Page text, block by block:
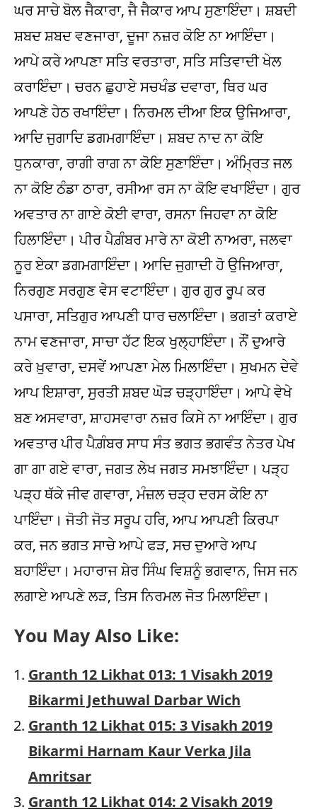
ਘਰ ਸਾਚੇ ਬੋਲ ਜੈਕਾਰਾ, ਜੈ ਜੈਕਾਰ ਆਪ ਸੁਣਾਇੰਦਾ। ਸ਼ਬਦੀ
ਸ਼ਬਦ ਸ਼ਬਦ ਵਣਜਾਰਾ, ਦੂਜਾ ਨਜ਼ਰ ਕੋਇ ਨਾ ਆਇੰਦਾ।
ਆਪੇ ਕਰੇ ਆਪਣਾ ਸਤਿ ਵਰਤਾਰਾ, ਸਤਿ ਸਤਿਵਾਦੀ ਖੇਲ
ਕਰਾਇੰਦਾ। ਚਰਨ ਛੁਹਾਏ ਸਚਖੰਡ ਦਵਾਰਾ, ਥਿਰ ਘਰ
ਆਪਣੇ ਹੇਠ ਰਖਾਇੰਦਾ। ਨਿਰਮਲ ਦੀਆ ਇਕ ਉਜਿਆਰਾ,
ਆਦਿ ਜੁਗਾਦਿ ਡਗਮਗਾਇੰਦਾ। ਸ਼ਬਦ ਨਾਦ ਨਾ ਕੋਇ
ਧੁਨਕਾਰਾ, ਰਾਗੀ ਰਾਗ ਨਾ ਕੋਇ ਸੁਣਾਇੰਦਾ। ਅੰਮ੍ਰਿਤ ਜਲ
ਨਾ ਕੋਇ ਠੰਡਾ ਠਾਰਾ, ਰਸੀਆ ਰਸ ਨਾ ਕੋਇ ਵਖਾਇੰਦਾ। ਗੁਰ
ਅਵਤਾਰ ਨਾ ਗਾਏ ਕੋਈ ਵਾਰਾ, ਰਸਨਾ ਜਿਹਵਾ ਨਾ ਕੋਇ
ਹਿਲਾਇੰਦਾ। ਪੀਰ ਪੈਗ਼ੰਬਰ ਮਾਰੇ ਨਾ ਕੋਈ ਨਾਅਰਾ, ਜਲਵਾ
ਨੂਰ ਏਕਾ ਡਗਮਗਾਇੰਦਾ। ਆਦਿ ਜੁਗਾਦੀ ਹੋ ਉਜਿਆਰਾ,
ਨਿਰਗੁਣ ਸਰਗੁਣ ਵੇਸ ਵਟਾਇੰਦਾ। ਗੁਰ ਗੁਰ ਰੂਪ ਕਰ
ਪਸਾਰਾ, ਸਤਿਗੁਰ ਆਪਣੀ ਧਾਰ ਚਲਾਇੰਦਾ। ਭਗਤਾਂ ਕਰਾਏ
ਨਾਮ ਵਣਜਾਰਾ, ਸਾਚਾ ਹੱਟ ਇਕ ਖੁਲ੍ਹਾਇੰਦਾ। ਨੌਂ ਦੁਆਰੇ
ਕਰੇ ਖ਼ੁਵਾਰਾ, ਦਸਵੇਂ ਆਪਣਾ ਮੇਲ ਮਿਲਾਇੰਦਾ। ਸੁਖਮਨ ਦੇਵੇ
ਆਪ ਇਸ਼ਾਰਾ, ਸੁਰਤੀ ਸ਼ਬਦ ਘੋੜ ਚੜ੍ਹਾਇੰਦਾ। ਆਪੇ ਵੇਖੇ
ਬਣ ਅਸਵਾਰਾ, ਸ਼ਾਹਸਵਾਰਾ ਨਜ਼ਰ ਕਿਸੇ ਨਾ ਆਇੰਦਾ। ਗੁਰ
ਅਵਤਾਰ ਪੀਰ ਪੈਗ਼ੰਬਰ ਸਾਧ ਸੰਤ ਭਗਤ ਭਗਵੰਤ ਨੇਤਰ ਪੇਖ
ਗਾ ਗਾ ਗਏ ਵਾਰਾ, ਜਗਤ ਲੇਖ ਜਗਤ ਸਮਝਾਇੰਦਾ। ਪੜ੍ਹ
ਪੜ੍ਹ ਥੱਕੇ ਜੀਵ ਗਵਾਰਾ, ਮੰਜ਼ਲ ਚੜ੍ਹ ਦਰਸ ਕੋਇ ਨਾ
ਪਾਇੰਦਾ। ਜੋਤੀ ਜੋਤ ਸਰੂਪ ਹਰਿ, ਆਪ ਆਪਣੀ ਕਿਰਪਾ
ਕਰ, ਜਨ ਭਗਤ ਸਾਚੇ ਆਪੇ ਫੜ, ਸਚ ਦੁਆਰੇ ਆਪ
ਬਹਾਇੰਦਾ। ਮਹਾਰਾਜ ਸ਼ੇਰ ਸਿੰਘ ਵਿਸ਼ਨੂੰ ਭਗਵਾਨ, ਜਿਸ ਜਨ
ਲਗਾਏ ਆਪਣੇ ਲੜ, ਤਿਸ ਨਿਰਮਲ ਜੋਤ ਮਿਲਾਇੰਦਾ।
You May Also Like:
Granth 12 Likhat 013: 1 Visakh 2019
Bikarmi Jethuwal Darbar Wich
Granth 12 Likhat 015: 3 Visakh 2019
Bikarmi Harnam Kaur Verka Jila
Amritsar
Granth 12 Likhat 014: 2 Visakh 2019